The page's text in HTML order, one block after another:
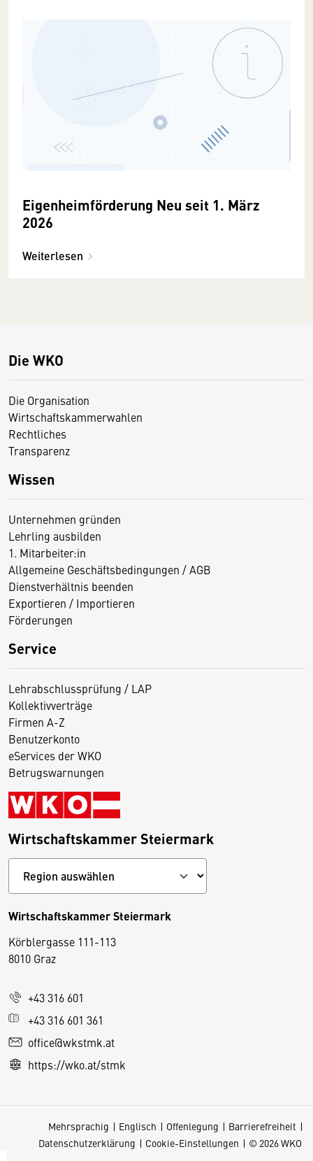
Eigenheimförderung Neu seit 1. März
2026
Weiterlesen
Die WKO
Die Organisation
Wirtschaftskammerwahlen
Rechtliches
Transparenz
Wissen
Unternehmen gründen
Lehrling ausbilden
1. Mitarbeiter:in
Allgemeine Geschäftsbedingungen / AGB
Dienstverhältnis beenden
Exportieren / Importieren
Förderungen
Service
Lehrabschlussprüfung / LAP
Kollektivverträge
Firmen A-Z
Benutzerkonto
eServices der WKO
Betrugswarnungen
Wirtschaftskammer Steiermark
Wirtschaftskammer Steiermark
Körblergasse 111-113
8010 Graz
+43 316 601
+43 316 601 361
office@wkstmk.at
https://wko.at/stmk
Mehrsprachig Englisch Offenlegung
Barrierefreiheit
Datenschutzerklärung
Cookie-Einstellungen © 2026 WKO
D
i
s
e
S
e